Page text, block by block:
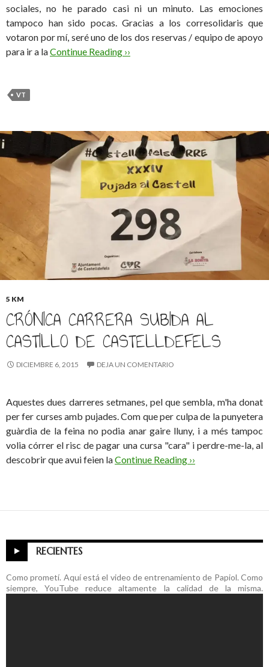
sociales, no he parado casi ni un minuto. Las emociones
tampoco han sido pocas. Gracias a los corresolidaris que
votaron por mí, seré uno de los dos reservas / equipo de apoyo
para ir a laContinue Reading ››
VT
5 KM
CRÓNICA CARRERA SUBIDA AL
CASTILLO DE CASTELLDEFELS
DICIEMBRE 6, 2015 DEJA UN COMENTARIO
Aquestes dues darreres setmanes, pel que sembla, m'ha donat
per fer curses amb pujades. Com que per culpa de la punyetera
guàrdia de la feina no podia anar gaire lluny, i a més tampoc
volia córrer el risc de pagar una cursa "cara" i perdre-me-la, al
descobrir que avui feien laContinue Reading ››
RECIENTES
Como prometí. Aquí está el video de entrenamiento de Papiol. Como
siempre, YouTube reduce altamente la calidad de la misma.